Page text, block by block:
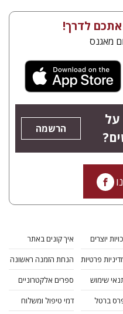
לדרך!
מאגנס
על
הרשמה
יוצרים
פרטיות
שימוש
ברטל
איך קונים באתר
הנחת הזמנה ראשונה
ספרים אלקטרוניים
דמי טיפול ומשלוח